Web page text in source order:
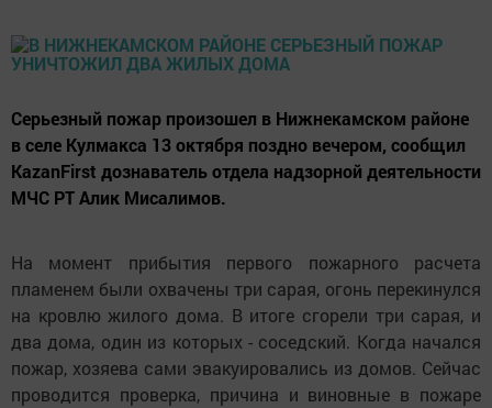
Серьезный пожар произошел в Нижнекамском районе
в селе Кулмакса 13 октября поздно вечером, сообщил
KazanFirst дознаватель отдела надзорной деятельности
МЧС РТ Алик Мисалимов.
На момент прибытия первого пожарного расчета
пламенем были охвачены три сарая, огонь перекинулся
на кровлю жилого дома. В итоге сгорели три сарая, и
два дома, один из которых - соседский. Когда начался
пожар, хозяева сами эвакуировались из домов. Сейчас
проводится проверка, причина и виновные в пожаре